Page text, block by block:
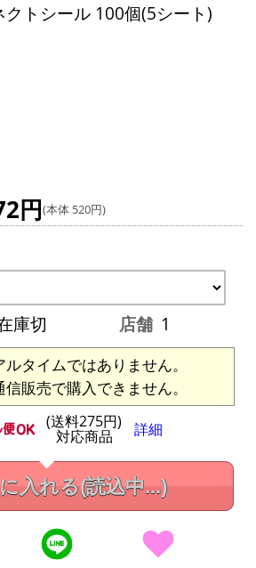
クトシール 100個(5シート)
円(本体 520円)
庫切 店舗 1
タイムではありません。
販売で購入できません。
(送料275円)
対応商品 詳細
入れる(読込中...)